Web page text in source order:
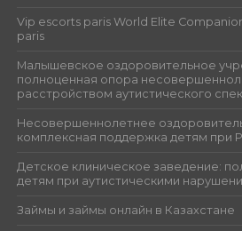
Vip escorts paris World Elite
paris
Малышевское оздоровительное
полноценная опора
расстройством аутистического
Несовершеннолетнее
комплексная поддержка детям при
Детское клиническое заведение:
детям при аутистическими
Займы и займы онлайн в Казахстане